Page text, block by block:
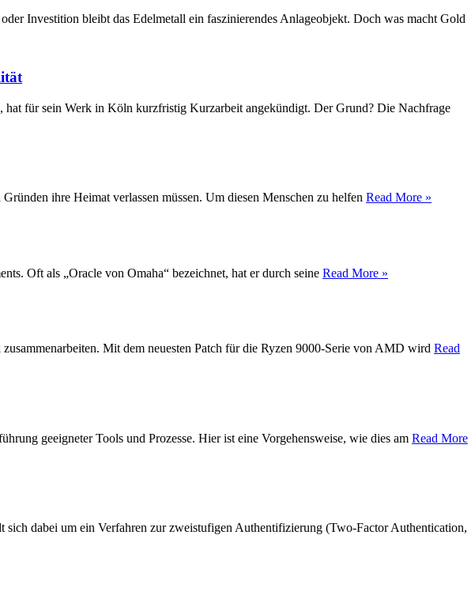
Investition bleibt das Edelmetall ein faszinierendes Anlageobjekt. Doch was macht Gold
für sein Werk in Köln kurzfristig Kurzarbeit angekündigt. Der Grund? Die Nachfrage
ihre Heimat verlassen müssen. Um diesen Menschen zu helfen Read More »
Oft als „Oracle von Omaha“ bezeichnet, hat er durch seine Read More »
Mit dem neuesten Patch für die Ryzen 9000-Serie von AMD wird Read
geeigneter Tools und Prozesse. Hier ist eine Vorgehensweise, wie dies am Read More
dabei um ein Verfahren zur zweistufigen Authentifizierung (Two-Factor Authentication,